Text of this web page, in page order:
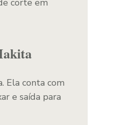
Ela conta com
e saída para